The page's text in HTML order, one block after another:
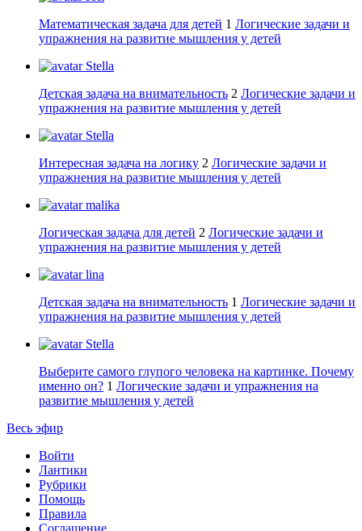
Математическая задача для детей 1 Логические задачи и
упражнения на развитие мышления у детей
Stella
Детская задача на внимательность 2 Логические задачи и
упражнения на развитие мышления у детей
Stella
Интересная задача на логику 2 Логические задачи и
упражнения на развитие мышления у детей
malika
Логическая задача для детей 2 Логические задачи и
упражнения на развитие мышления у детей
lina
Детская задача на внимательность 1 Логические задачи и
упражнения на развитие мышления у детей
Stella
Выберите самого глупого человека на картинке. Почему
именно он? 1 Логические задачи и упражнения на
развитие мышления у детей
Весь эфир
Войти
Лантики
Рубрики
Помощь
Правила